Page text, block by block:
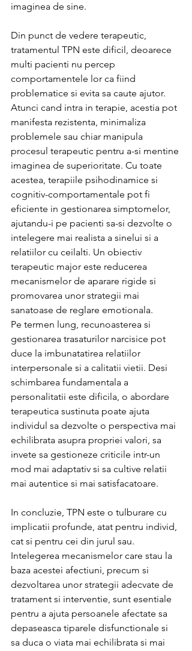
imaginea de sine.
Din punct de vedere terapeutic,
tratamentul TPN este dificil, deoarece
multi pacienti nu percep
comportamentele lor ca fiind
problematice si evita sa caute ajutor.
Atunci cand intra in terapie, acestia pot
manifesta rezistenta, minimaliza
problemele sau chiar manipula
procesul terapeutic pentru a-si mentine
imaginea de superioritate. Cu toate
acestea, terapiile psihodinamice si
cognitiv-comportamentale pot fi
eficiente in gestionarea simptomelor,
ajutandu-i pe pacienti sa-si dezvolte o
intelegere mai realista a sinelui si a
relatiilor cu ceilalti. Un obiectiv
terapeutic major este reducerea
mecanismelor de aparare rigide si
promovarea unor strategii mai
sanatoase de reglare emotionala.
Pe termen lung, recunoasterea si
gestionarea trasaturilor narcisice pot
duce la imbunatatirea relatiilor
interpersonale si a calitatii vietii. Desi
schimbarea fundamentala a
personalitatii este dificila, o abordare
terapeutica sustinuta poate ajuta
individul sa dezvolte o perspectiva mai
echilibrata asupra propriei valori, sa
invete sa gestioneze criticile intr-un
mod mai adaptativ si sa cultive relatii
mai autentice si mai satisfacatoare.
In concluzie, TPN este o tulburare cu
implicatii profunde, atat pentru individ,
cat si pentru cei din jurul sau.
Intelegerea mecanismelor care stau la
baza acestei afectiuni, precum si
dezvoltarea unor strategii adecvate de
tratament si interventie, sunt esentiale
pentru a ajuta persoanele afectate sa
depaseasca tiparele disfunctionale si
sa duca o viata mai echilibrata si mai